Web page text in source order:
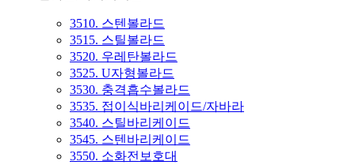
3510. 스텐볼라드
3515. 스틸볼라드
3520. 우레탄볼라드
3525. U자형볼라드
3530. 충격흡수볼라드
3535. 접이식바리케이드/자바라
3540. 스틸바리케이드
3545. 스텐바리케이드
3550. 소화전보호대